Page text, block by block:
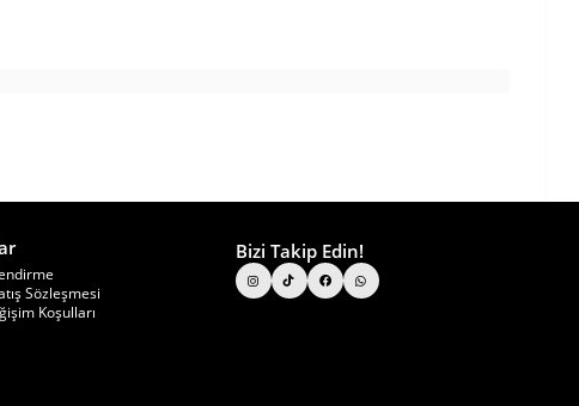
Sözleşmesi
Koşulları
Bizi Takip Edin!